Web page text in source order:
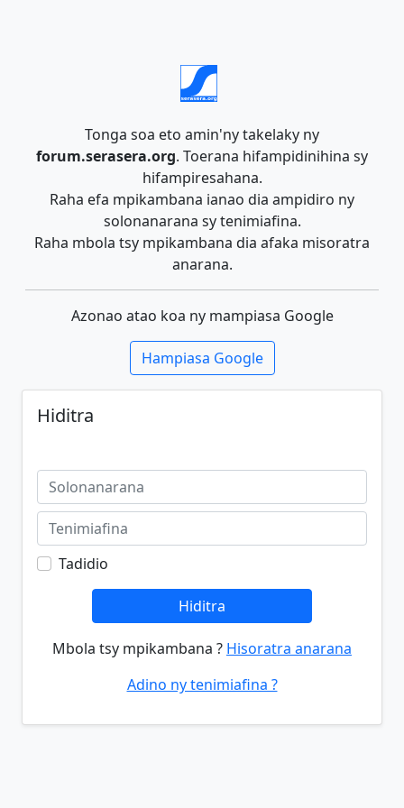
Tonga soa eto amin'ny takelaky ny
forum.serasera.org. Toerana hifampidinihina sy
hifampiresahana.
Raha efa mpikambana ianao dia ampidiro ny
solonanarana sy tenimiafina.
Raha mbola tsy mpikambana dia afaka misoratra
anarana.
Azonao atao koa ny mampiasa Google
Hampiasa Google
Hiditra
Tadidio
Hiditra
Mbola tsy mpikambana ? Hisoratra anarana
Adino ny tenimiafina ?